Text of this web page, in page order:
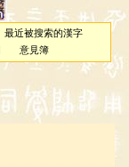
最近被搜索的漢字
意見簿